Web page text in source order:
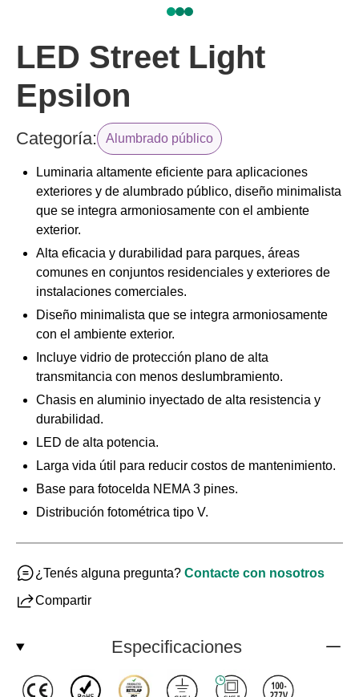
LED Street Light
Epsilon
Categoría: Alumbrado público
Luminaria altamente eficiente para aplicaciones
exteriores y de alumbrado público, diseño minimalista
que se integra armoniosamente con el ambiente
exterior.
Alta eficacia y durabilidad para parques, áreas
comunes en conjuntos residenciales y exteriores de
instalaciones comerciales.
Diseño minimalista que se integra armoniosamente
con el ambiente exterior.
Incluye vidrio de protección plano de alta
transmitancia con menos deslumbramiento.
Chasis en aluminio inyectado de alta resistencia y
durabilidad.
LED de alta potencia.
Larga vida útil para reducir costos de mantenimiento.
Base para fotocelda NEMA 3 pines.
Distribución fotométrica tipo V.
¿Tenés alguna pregunta? Contacte con nosotros
Compartir
Especificaciones